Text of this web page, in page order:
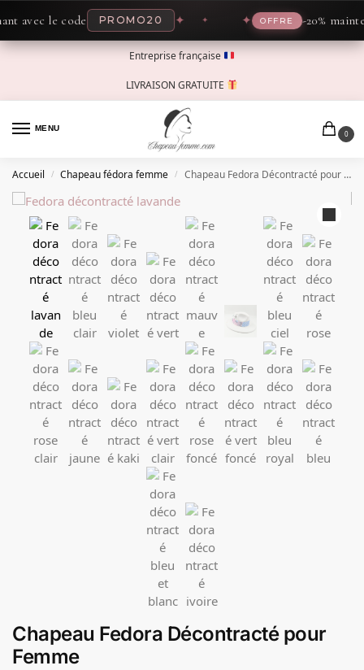
le code PROMO20 ✦ OFFRE -20%
Entreprise française
LIVRAISON GRATUITE
MENU
0
Accueil / Chapeau fédora femme / Chapeau Fedora Décontracté pour Femme
Chapeau Fedora Décontracté pour
Femme